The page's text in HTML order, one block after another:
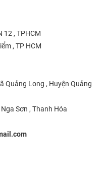
12 , TPHCM
, TP HCM
Quảng Long , Huyện Quảng
Sơn , Thanh Hóa